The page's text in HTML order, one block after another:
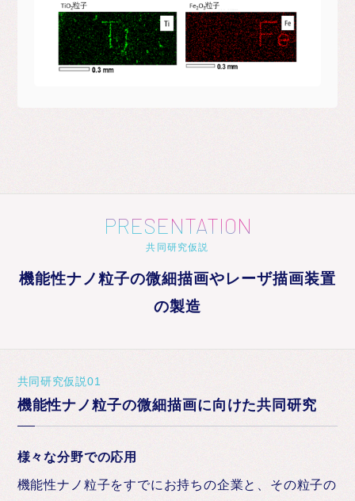
PRESENTATION
共同研究仮説
機能性ナノ粒子の微細描画やレーザ描画装置
の製造
共同研究仮説01
機能性ナノ粒子の微細描画に向けた共同研究
様々な分野での応用
機能性ナノ粒子をすでにお持ちの企業と、その粒子の